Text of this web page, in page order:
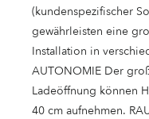
(kundenspezifischer
gewährleisten eine
Installation in
AUTONOMIE Der
Ladeöffnung können
40 cm aufnehmen.